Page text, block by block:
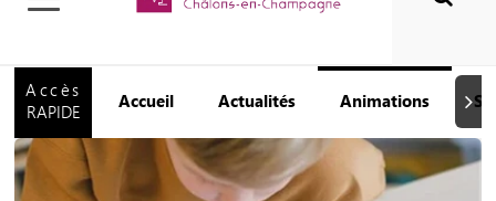
Accès
RAPIDE
Accueil Actualités Animations